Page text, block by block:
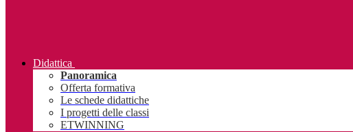
Didattica
Panoramica
Offerta formativa
Le schede didattiche
I progetti delle classi
ETWINNING